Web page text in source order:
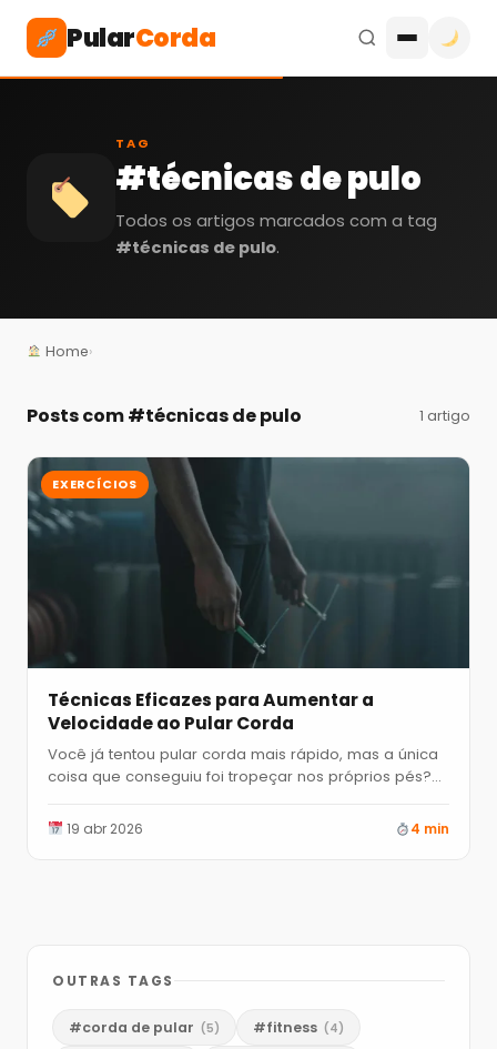
PularCorda
TAG
#técnicas de pulo
Todos os artigos marcados com a tag
#técnicas de pulo.
Home›
Posts com#técnicas de pulo 1 artigo
EXERCÍCIOS
Técnicas Eficazes para Aumentar a
Velocidade ao Pular Corda
Você já tentou pular corda mais rápido, mas a única
coisa que conseguiu foi tropeçar nos próprios pés?…
19 abr 2026 4 min
OUTRAS TAGS
#corda de pular (5) #fitness (4)